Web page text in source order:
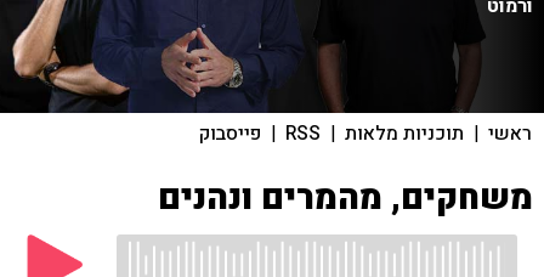
ורמוט
ראשי | תוכניות מלאות |
RSS
| פייסבוק
משחקים, מהמרים ונהנים